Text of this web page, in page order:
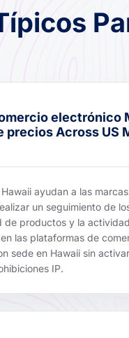
electrónico
precios Across US
ayudan a las
un seguimiento de
de productos y la
las plataformas de
sede en Hawaii sin
IP.